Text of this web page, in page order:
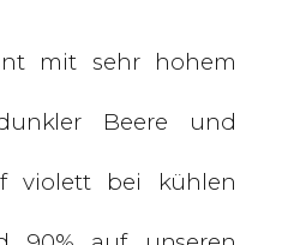
mit sehr hohem
Beere und
violett bei kühlen